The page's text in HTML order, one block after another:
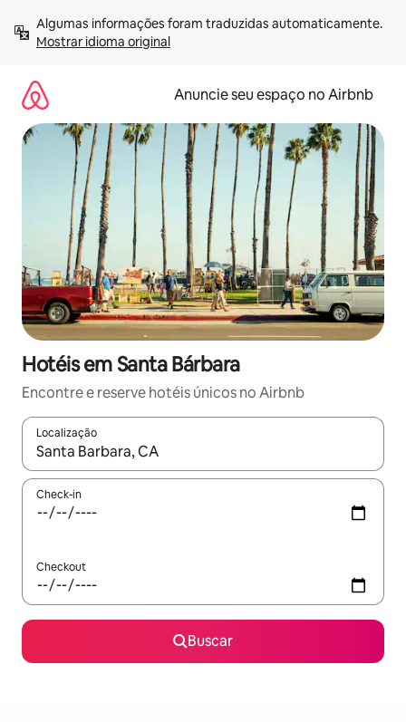
para
Mostrar idioma original
Anuncie seu espaço no Airbnb
Hotéis em Santa Bárbara
Encontre e reserve hotéis únicos no Airbnb
Localização
Quando os resultados estiverem disponíveis, explore-os
Check-in
Checkout
Buscar